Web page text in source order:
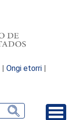
| Ongi etorri |